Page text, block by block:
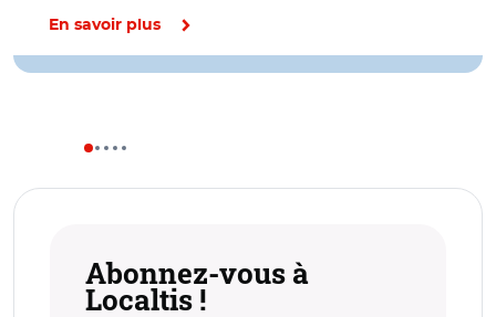
En savoir plus
Abonnez-vous à
Localtis !